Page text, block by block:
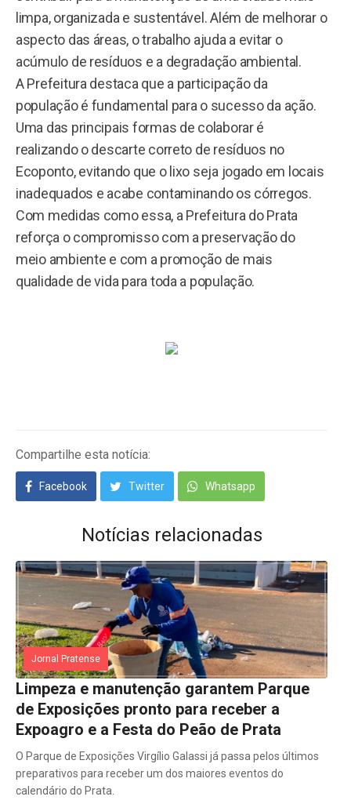
limpa, organizada e sustentável. Além de melhorar o
aspecto das áreas, o trabalho ajuda a evitar o
acúmulo de resíduos e a degradação ambiental.
A Prefeitura destaca que a participação da
população é fundamental para o sucesso da ação.
Uma das principais formas de colaborar é
realizando o descarte correto de resíduos no
Ecoponto, evitando que o lixo seja jogado em locais
inadequados e acabe contaminando os córregos.
Com medidas como essa, a Prefeitura do Prata
reforça o compromisso com a preservação do
meio ambiente e com a promoção de mais
qualidade de vida para toda a população.
Compartilhe esta notícia:
Facebook Twitter Whatsapp
Notícias relacionadas
Jornal Pratense
Limpeza e manutenção garantem Parque
de Exposições pronto para receber a
Expoagro e a Festa do Peão de Prata
O Parque de Exposições Virgílio Galassi já passa pelos últimos
preparativos para receber um dos maiores eventos do
calendário do Prata.